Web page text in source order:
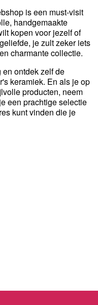
is een must-visit
handgemaakte
kopen voor jezelf of
je zult zeker iets
charmante collectie.
ontdek zelf de
keramiek. En als je op
producten, neem
een prachtige selectie
kunt vinden die je